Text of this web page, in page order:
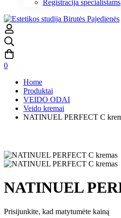
Registracija specialistams
0
Home
Produktai
VEIDO ODAI
Veido kremai
NATINUEL PERFECT C
NATINUEL
Prisijunkite, kad matytumėte kainą